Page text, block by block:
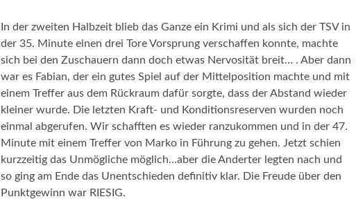
In der zweiten Halbzeit blieb das Ganze ein Krimi und als sich der TSV in
der 35. Minute einen drei Tore Vorsprung verschaffen konnte, machte
sich bei den Zuschauern dann doch etwas Nervosität breit… . Aber dann
war es Fabian, der ein gutes Spiel auf der Mittelposition machte und mit
einem Treffer aus dem Rückraum dafür sorgte, dass der Abstand wieder
kleiner wurde. Die letzten Kraft- und Konditionsreserven wurden noch
einmal abgerufen. Wir schafften es wieder ranzukommen und in der 47.
Minute mit einem Treffer von Marko in Führung zu gehen. Jetzt schien
kurzzeitig das Unmögliche möglich…aber die Anderter legten nach und
so ging am Ende das Unentschieden definitiv klar. Die Freude über den
Punktgewinn war RIESIG.